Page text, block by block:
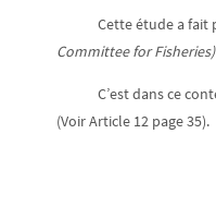
Cette étude a fait
Committee for Fisheries)
C’est dans ce
(Voir Article 12 page 35).